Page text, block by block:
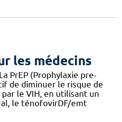
les médecins
PrEP (Prophylaxie pre-
de diminuer le risque de
le VIH, en utilisant un
le ténofovirDF/emt